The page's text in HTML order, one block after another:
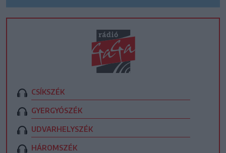
CSÍKSZÉK
GYERGYÓSZÉK
UDVARHELYSZÉK
HÁROMSZÉK